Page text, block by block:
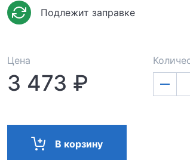
Подлежит заправке
Цена
3 473 ₽
В корзину